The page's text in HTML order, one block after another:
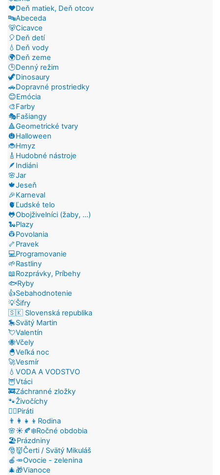
❤️Deň matiek, Deň otcov
🔤Abeceda
🐻Cicavce
🎈Deň detí
💧Deň vody
🌍Deň zeme
🕒Denný režim
🦖Dinosaury
🚗Dopravné prostriedky
😊Emócia
🎨Farby
🎭Fašiangy
🔺Geometrické tvary
🎃Halloween
🐞Hmyz
🎸Hudobné nástroje
🪶Indiáni
🌸Jar
🍁Jeseň
🎉Karneval
🫀Ľudské telo
🐸Obojživelníci (žaby, ...)
🐍Plazy
👷Povolania
🦴Pravek
💻Programovanie
🌱Rastliny
📖Rozprávky, Príbehy
🐟Ryby
👍Sebahodnotenie
💡Šifry
🇸🇰 Slovenská republika
🎠Svätý Martin
💘Valentín
🐝Včely
🐣Veľká noc
🚀Vesmír
💧VODA A VODSTVO
🦉Vtáci
🚒Záchranné zložky
🐾Živočíchy
🏴‍☠️Piráti
👨‍👩‍👧‍👦Rodina
🌸☀️🍂❄️Ročné obdobia
🏖️Prázdniny
🎅👹Čerti / Svätý Mikuláš
🍎🥕Ovocie - zelenina
🎄🎁Vianoce